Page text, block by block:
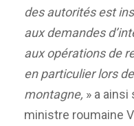
des autorités est
aux demandes
aux opérations de
en particulier lors
montagne, » a ainsi
ministre roumaine